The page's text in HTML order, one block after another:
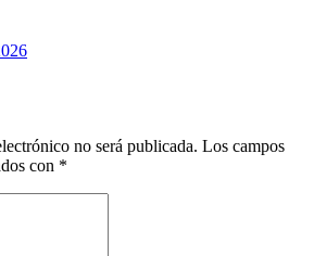
no será publicada. Los campos
con *